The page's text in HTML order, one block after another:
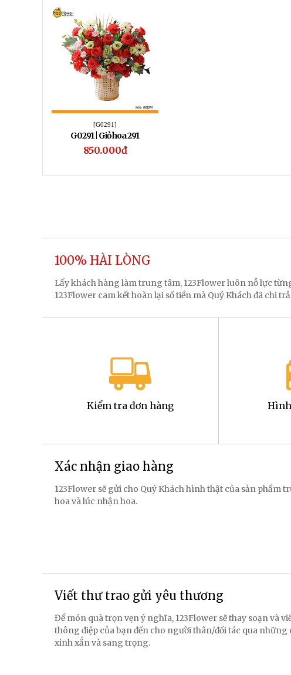
[G0291]
G0291 | Giỏ hoa 291
850.000đ
100% HÀI LÒNG
Lấy khách hàng làm trung tâm, 123Flower luôn nỗ lực
123Flower cam kết hoàn lại số tiền mà Quý Khách đã chi
Kiểm tra đơn hàng
Xác nhận giao hàng
123Flower sẽ gửi cho Quý Khách hình thật của sản phẩm
hoa và lúc nhận hoa.
Viết thư trao gửi yêu thương
Để món quà trọn vẹn ý nghĩa, 123Flower sẽ thay soạn và
thông điệp của bạn đến cho người thân/đối tác qua
xinh xắn và sang trọng.